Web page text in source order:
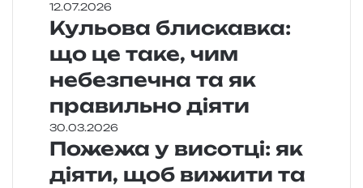
12.07.2026
Кульова блискавка:
що це таке, чим
небезпечна та як
правильно діяти
30.03.2026
Пожежа у висотці: як
діяти, щоб вижити та